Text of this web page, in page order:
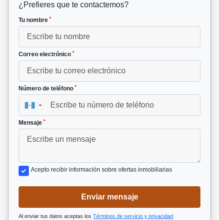
¿Prefieres que te contactemos?
Tu nombre *
Correo electrónico *
Número de teléfono *
▼
Mensaje *
Acepto recibir información sobre ofertas inmobiliarias
Enviar mensaje
Al enviar tus datos aceptas los Términos de servicio y privacidad